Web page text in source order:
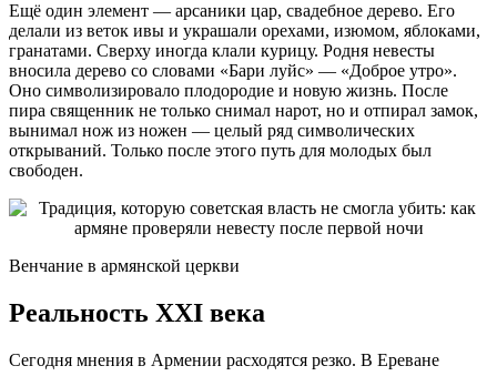
Ещё один элемент — арсаники цар, свадебное дерево. Его
делали из веток ивы и украшали орехами, изюмом, яблоками,
гранатами. Сверху иногда клали курицу. Родня невесты
вносила дерево со словами «Бари луйс» — «Доброе утро».
Оно символизировало плодородие и новую жизнь. После
пира священник не только снимал нарот, но и отпирал замок,
вынимал нож из ножен — целый ряд символических
открываний. Только после этого путь для молодых был
свободен.
Венчание в армянской церкви
Реальность XXI века
Сегодня мнения в Армении расходятся резко. В Ереване